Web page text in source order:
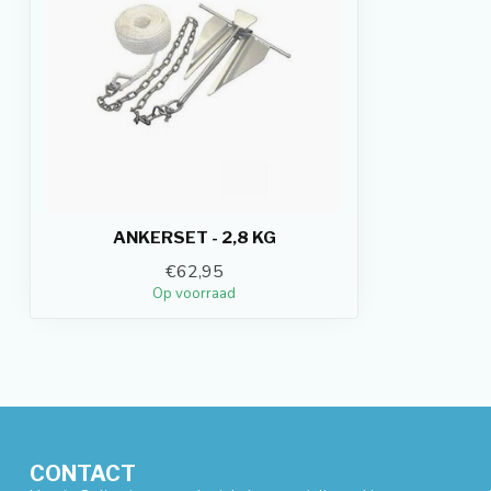
ANKERSET - 2,8 KG
€62,95
Op voorraad
CONTACT